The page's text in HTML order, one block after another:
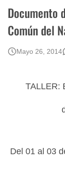
Documento
Común del
Mayo 26, 2014
TALLER:
Del 01 al 03